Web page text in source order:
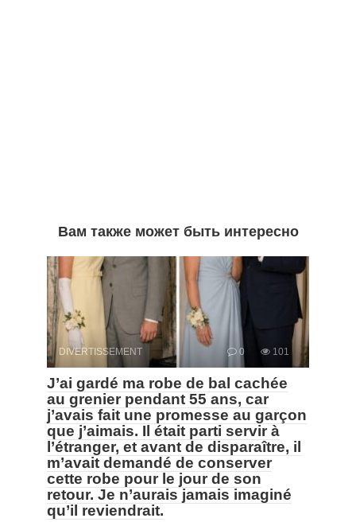
Вам также может быть интересно
DIVERTISSEMENT 0 101
J’ai gardé ma robe de bal cachée
au grenier pendant 55 ans, car
j’avais fait une promesse au garçon
que j’aimais. Il était parti servir à
l’étranger, et avant de disparaître, il
m’avait demandé de conserver
cette robe pour le jour de son
retour. Je n’aurais jamais imaginé
qu’il reviendrait.